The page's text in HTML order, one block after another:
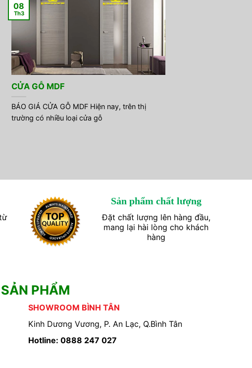
CỬA GỖ MDF
BÁO GIÁ CỬA GỖ MDF Hiện nay, trên thị
trường có nhiều loại cửa gỗ
08
Th3
Sản phẩm chất lượng
Đặt chất lượng lên hàng đầu,
mang lại hài lòng cho khách
hàng
PHẨM
SHOWROOM BÌNH TÂN
Kinh Dương Vương, P. An Lạc, Q.Bình Tân
Hotline: 0888 247 027